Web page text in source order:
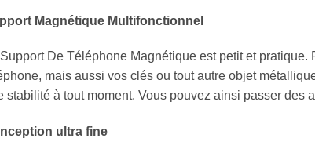
Magnétique Multifonctionnel
De Téléphone Magnétique est petit et
mais aussi vos clés ou tout autre objet
stabilité à tout moment. Vous pouvez ainsi passer des
ultra fine